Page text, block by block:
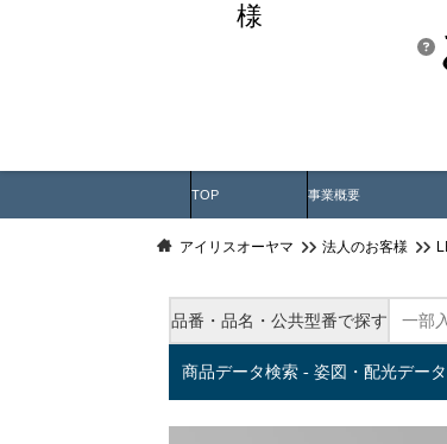
様
TOP 事業概要
アイリスオーヤマ 法人のお客様
品番・品名・公共型番で探す
商品データ検索 - 姿図・配光デー